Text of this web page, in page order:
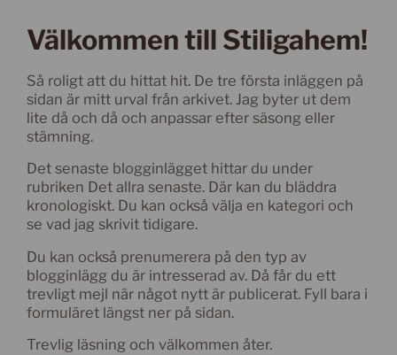
Välkommen till Stiligahem!
Så roligt att du hittat hit. De tre första inläggen på
sidan är mitt urval från arkivet. Jag byter ut dem
lite då och då och anpassar efter säsong eller
stämning.
Det senaste blogginlägget hittar du under
rubriken Det allra senaste. Där kan du bläddra
kronologiskt. Du kan också välja en kategori och
se vad jag skrivit tidigare.
Du kan också prenumerera på den typ av
blogginlägg du är intresserad av. Då får du ett
trevligt mejl när något nytt är publicerat. Fyll bara i
formuläret längst ner på sidan.
Trevlig läsning och välkommen åter.